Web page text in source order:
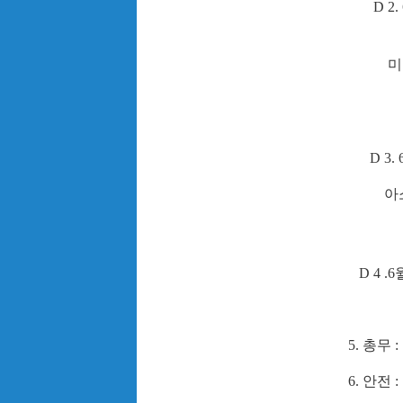
D 2.
미네
D 3.
아소
D 4 .6
5. 총무 :
6. 안전 :